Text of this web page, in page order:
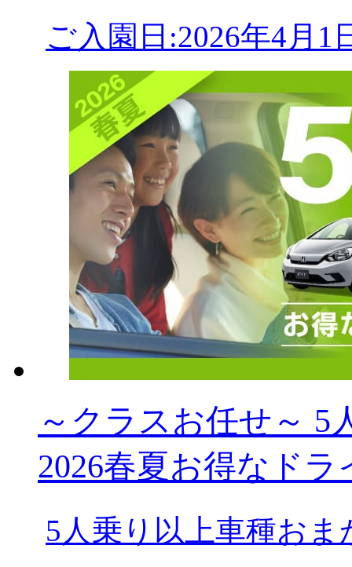
ご入園日:2026年4月1
～クラスお任せ～ 5
2026春夏お得なド
5人乗り以上車種お